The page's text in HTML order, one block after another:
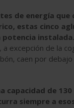
de energía que
estas cinco
instalada.
a excepción de la
caen por
capacidad de 130
siempre a